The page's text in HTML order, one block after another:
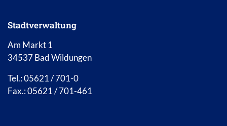
Stadtverwaltung
Am Markt 1
34537 Bad Wildungen
Tel.: 05621 / 701-0
Fax.: 05621 / 701-461